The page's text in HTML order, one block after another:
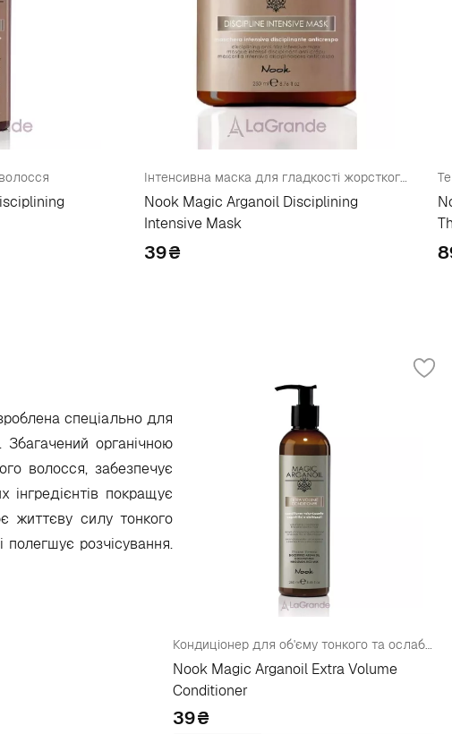
Інтенсивна маска для гладкості жорсткого та щільного волосся
Nook Magic Arganoil Disciplining
Intensive Mask
39₴
спеціально для
органічною
волосся, забезпечує
інгредієнтів покращує
життєву силу тонкого
розчісування.
Кондиціонер для об'єму тонкого та ослабленого волосся
Nook Magic Arganoil Extra Volume
Conditioner
39